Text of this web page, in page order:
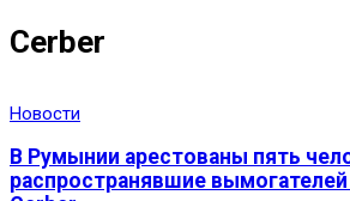
Cerber
Новости
В Румынии арестованы пять
распространявшие